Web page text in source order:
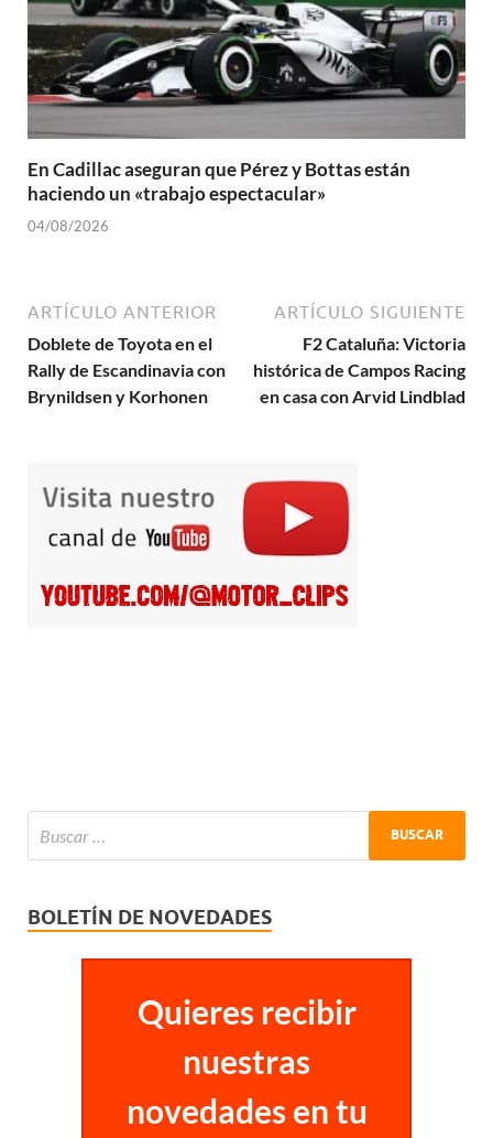
En Cadillac aseguran que Pérez y Bottas están
haciendo un «trabajo espectacular»
04/08/2026
ARTÍCULO ANTERIOR
Doblete de Toyota en el
Rally de Escandinavia con
Brynildsen y Korhonen
ARTÍCULO SIGUIENTE
F2 Cataluña: Victoria
histórica de Campos Racing
en casa con Arvid Lindblad
BOLETÍN DE NOVEDADES
Quieres recibir
nuestras
novedades en tu